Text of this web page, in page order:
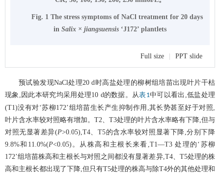
Fig. 1 The stress symptoms of NaCl treatment for 20 days
in Salix × jiangsuensis ‘J172’ plantlets
Full size PPT slide
预试验发现NaCl处理20 d时高盐处理的柳树组培苗出现叶片干枯
现象,因此本研究均采用处理10 d的数据。从表1中可以看出,低盐处理
(T1)没有对‘苏柳172’组培苗生长产生抑制作用,其长势甚至好于对照,
叶片含水率较对照略有增加。T2、T3处理的叶片含水率略有下降,但与
对照无显著差异(P>0.05),T4、T5的含水率较对照显著下降,分别下降
9.8%和11.0%(P<0.05)。从株高和主根长来看,T1—T3 处理的‘苏柳
172’组培苗株高和主根长与对照之间都没有显著差异,T4、T5处理的株
高和主根长都出现了下降,但只有T5处理的株高与除T4外的其他处理和